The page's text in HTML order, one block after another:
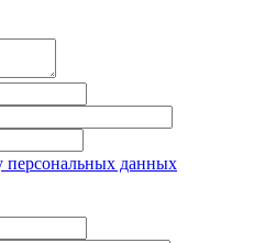
персональных данных